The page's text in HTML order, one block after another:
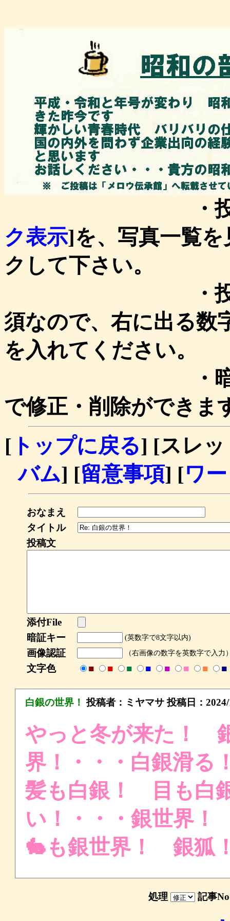
・投稿一覧
ク表示]を、写真一覧
クして下さい。
・投稿時、画
須なので、右に出る数
を入れてください。
・暗証キーを
で修正・削除ができま
[ トップに戻る] [スレ
バム] [留意事項] [ワ
おなまえ
タイトル
投稿文
添付File
暗証キー
(英数字で8文字以内)
画像認証 （右画像の数字を英数字で入力
文字色 ■ ■ ■ ■ ■ ■ ■ ■
白銀の世界！ 投稿者： ミヤマサ投稿日：
やっと冬が来た！
界！・・・白銀滑
髪も白銀！ 目も白
い！・・・銀世界！
🐇も銀世界！ 銀
処理 記事